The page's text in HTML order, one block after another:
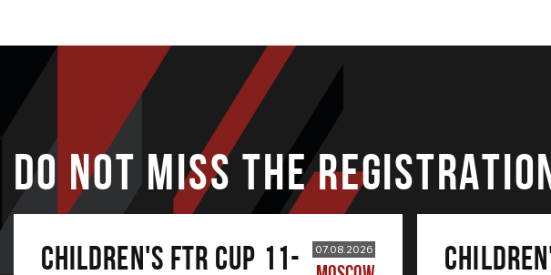
DO NOT MISS THE
CHILDREN'S FTR CUP 11-
07.08.2026